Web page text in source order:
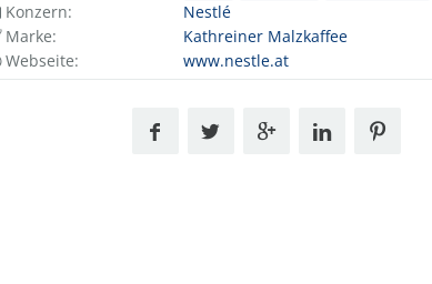
Konzern:
Nestlé
Marke:
Kathreiner Malzkaffee
Webseite:
www.nestle.at